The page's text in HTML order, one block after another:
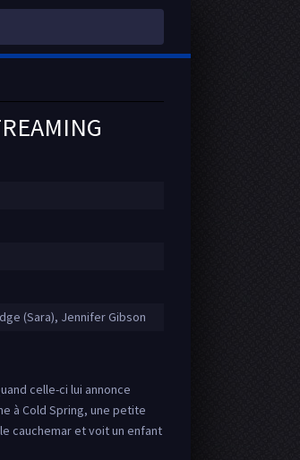
(Sara), Jennifer Gibson
celle-ci lui annonce
à Cold Spring, une petite
cauchemar et voit un enfant